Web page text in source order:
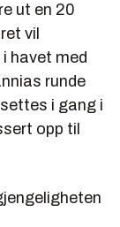
ut en 20
vil
havet med
runde
i gang i
opp til